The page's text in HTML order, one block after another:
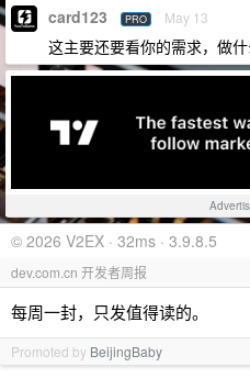
card123 PRO May 13
这主要还要看你的需求，做
© 2026 V2EX · 32ms · 3.9.8.5
dev.com.cn 开发者周报
每周一封，只发值得读的。
Promoted by BeijingBaby